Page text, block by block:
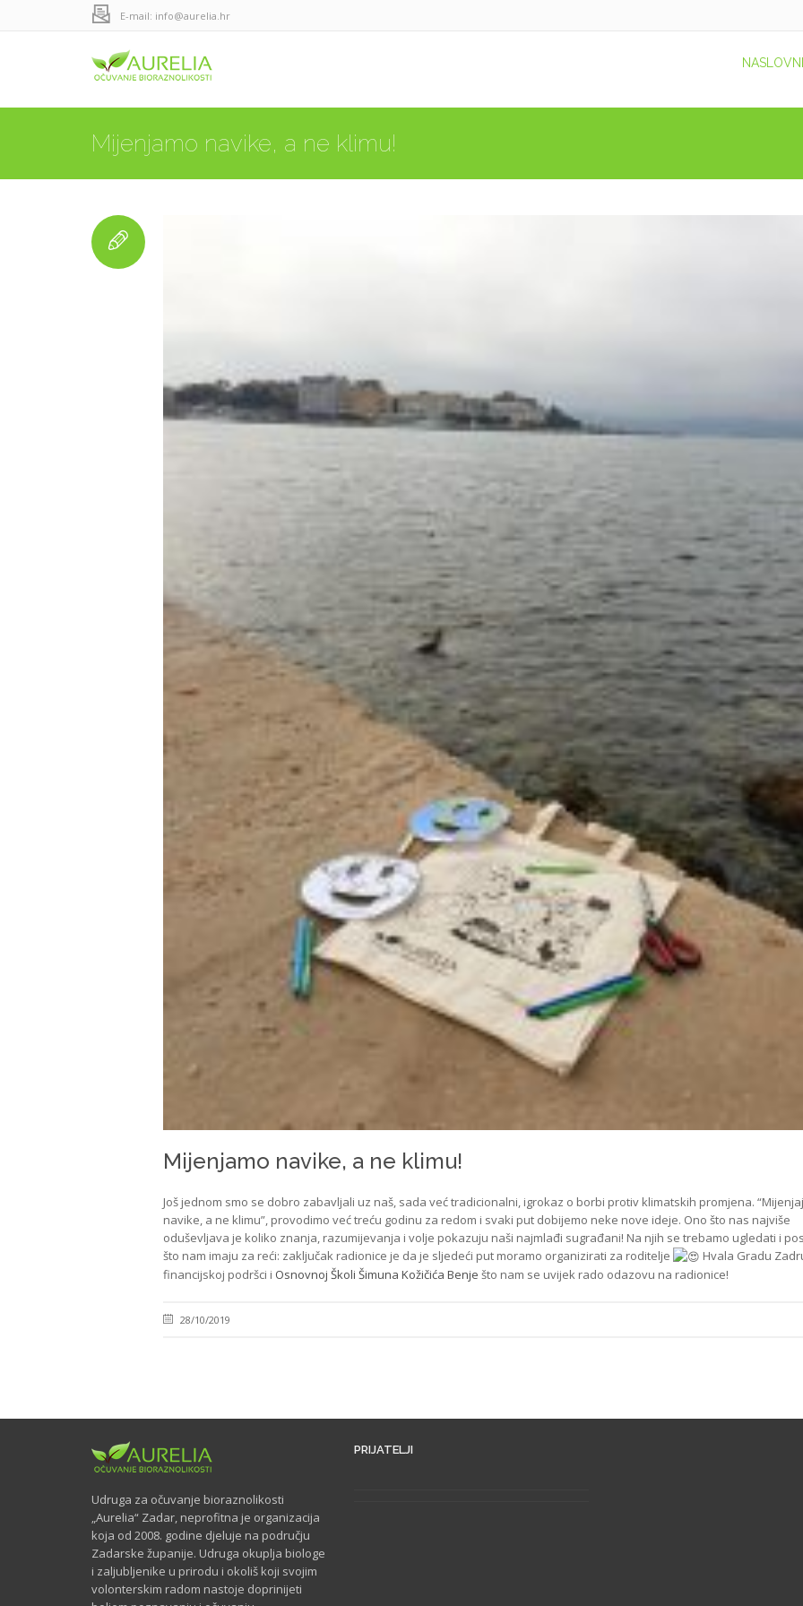
E-mail: info@aurelia.hr
Mijenjamo navike, a ne klimu!
Mijenjamo navike, a ne klimu!
Još jednom smo se dobro zabavljali uz naš, sada već tradicionalni, igrokaz o borbi protiv klimatskih promjena.
navike, a ne klimu”, provodimo već treću godinu za redom i svaki put dobijemo neke nove ideje. Ono što nas najviše
oduševljava je koliko znanja, razumijevanja i volje pokazuju naši najmlađi sugrađani! Na njih se trebamo ugledati i
što nam imaju za reći: zaključak radionice je da je sljedeći put moramo organizirati za roditelje
Hvala Gradu
financijskoj podršci i Osnovnoj Školi Šimuna Kožičića Benje što nam se uvijek rado odazovu na radionice!
28/10/2019
Udruga za očuvanje bioraznolikosti
„Aurelia“ Zadar, neprofitna je organizacija
koja od 2008. godine djeluje na području
Zadarske županije. Udruga okuplja biologe
i zaljubljenike u prirodu i okoliš koji svojim
volonterskim radom nastoje doprinijeti
PRIJATELJI